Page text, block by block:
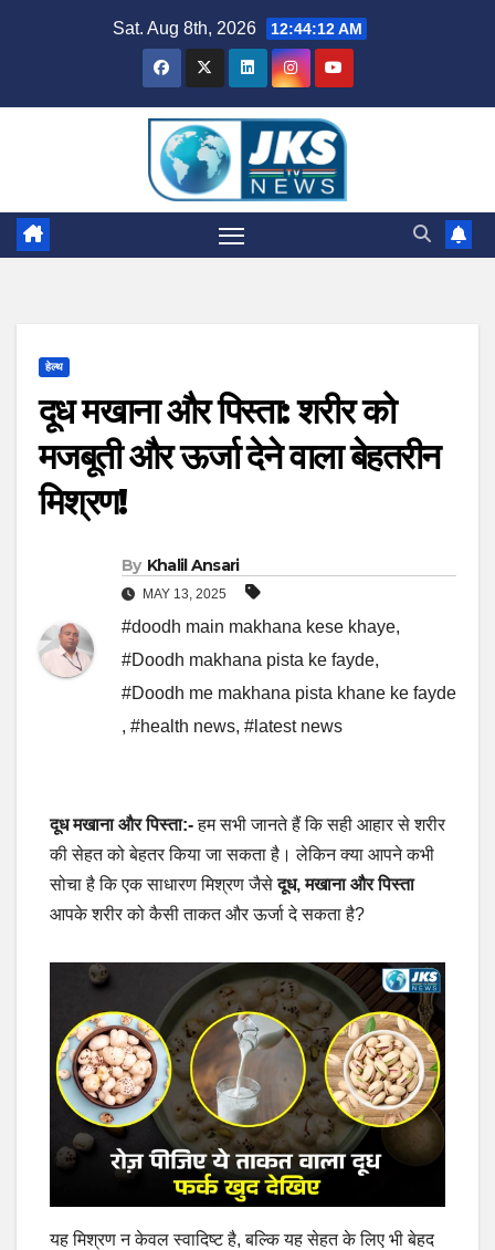
Sat. Aug 8th, 2026 12:44:13 AM
हेल्थ
दूध मखाना और पिस्ता: शरीर को
मजबूती और ऊर्जा देने वाला बेहतरीन
मिश्रण!
By Khalil Ansari
MAY 13, 2025
#doodh main makhana kese khaye,
#Doodh makhana pista ke fayde,
#Doodh me makhana pista khane ke fayde
, #health news, #latest news
दूध मखाना और पिस्ता:-हम सभी जानते हैं कि सही आहार से शरीर
की सेहत को बेहतर किया जा सकता है। लेकिन क्या आपने कभी
सोचा है कि एक साधारण मिश्रण जैसेदूध, मखाना और पिस्ता
आपके शरीर को कैसी ताकत और ऊर्जा दे सकता है?
यह मिश्रण न केवल स्वादिष्ट है, बल्कि यह सेहत के लिए भी बेहद